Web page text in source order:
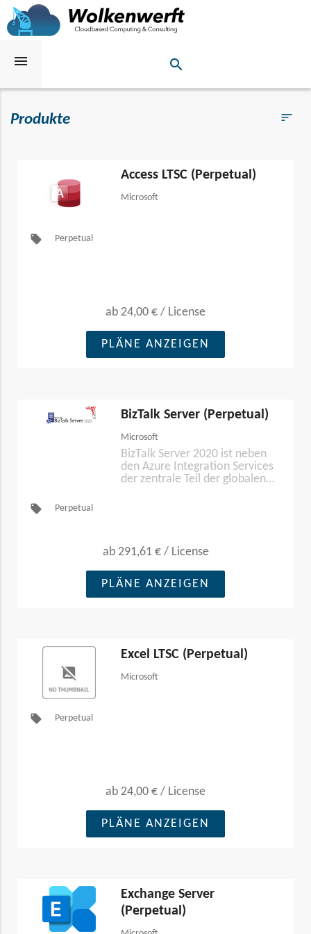
menu
Suchen
search
Produkte sort
Access LTSC (Perpetual)
Microsoft
local_offer Perpetual
ab 24,00 € / License
PLÄNE ANZEIGEN
BizTalk Server (Perpetual)
Microsoft
BizTalk Server 2020 ist neben
den Azure Integration Services
der zentrale Teil der globalen
local_offer Perpetual
ab 291,61 € / License
PLÄNE ANZEIGEN
Excel LTSC (Perpetual)
Microsoft
local_offer Perpetual
ab 24,00 € / License
PLÄNE ANZEIGEN
Exchange Server
(Perpetual)